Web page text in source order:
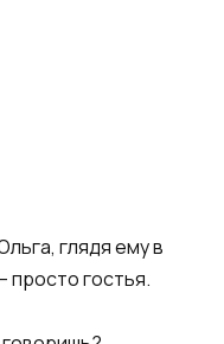
глядя ему в
просто гостья.